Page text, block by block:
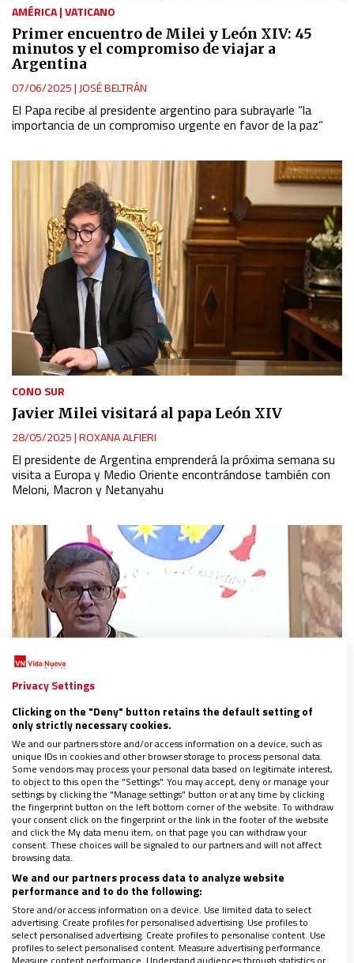
AMÉRICA|VATICANO
Primer encuentro de Milei y León XIV: 45
minutos y el compromiso de viajar a
Argentina
07/06/2025| JOSÉ BELTRÁN
El Papa recibe al presidente argentino para subrayarle “la
importancia de un compromiso urgente en favor de la paz”
CONO SUR
Javier Milei visitará al papa León XIV
28/05/2025|ROXANA ALFIERI
El presidente de Argentina emprenderá la próxima semana su
visita a Europa y Medio Oriente encontrándose también con
Meloni, Macron y Netanyahu
CONO SUR
El arzobispo de Buenos Aires, en el Tedeum:
“Se está muriendo la fraternidad, la
tolerancia y el respeto”
26/05/2025|ROXANA ALFIERI
Ante Javier Milei y otras autoridades, Jorge García
Cuerva pidió terminar con las descalificaciones y el odio
El prelado porteño convocó al diálogo, al encuentro y a
la reconciliación, porque “es con todos” la oportunidad
de reconstrucción de la Patria
Privacy Settings
Clicking on the "Deny" button retains the default setting of
only strictly necessary cookies.
We and our partners store and/or access information on a device, such as
unique IDs in cookies and other browser storage to process personal data.
Some vendors may process your personal data based on legitimate interest,
to object to this open the "Settings". You may accept, deny or manage your
settings by clicking the "Manage settings" button or at any time by clicking
the fingerprint button on the left bottom corner of the website. To withdraw
your consent click on the fingerprint or the link in the footer of the website
and click the My data menu item, on that page you can withdraw your
consent. These choices will be signaled to our partners and will not affect
browsing data.
We and our partners process data to analyze website
performance and to do the following:
Store and/or access information on a device. Use limited data to select
advertising. Create profiles for personalised advertising. Use profiles to
select personalised advertising. Create profiles to personalise content. Use
profiles to select personalised content. Measure advertising performance.
Measure content performance. Understand audiences through statistics or